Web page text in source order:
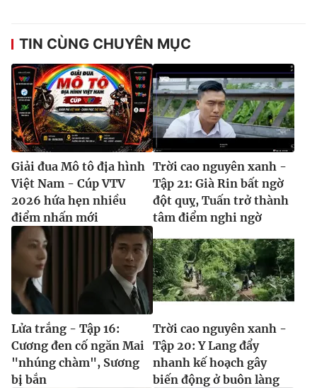
TIN CÙNG CHUYÊN MỤC
Giải đua Mô tô địa hình
Việt Nam - Cúp VTV
2026 hứa hẹn nhiều
điểm nhấn mới
Trời cao nguyên xanh -
Tập 21: Già Rin bất ngờ
đột quỵ, Tuấn trở thành
tâm điểm nghi ngờ
Lửa trắng - Tập 16:
Cương đen cố ngăn Mai
"nhúng chàm", Sương
bị bắn
Trời cao nguyên xanh -
Tập 20: Y Lang đẩy
nhanh kế hoạch gây
biến động ở buôn làng